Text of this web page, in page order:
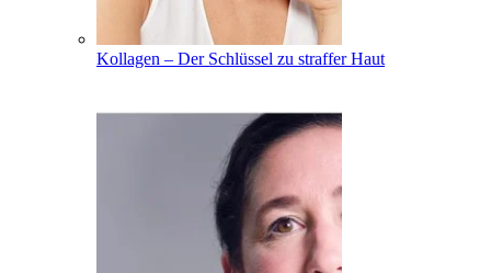
Kollagen – Der Schlüssel zu straffer Haut